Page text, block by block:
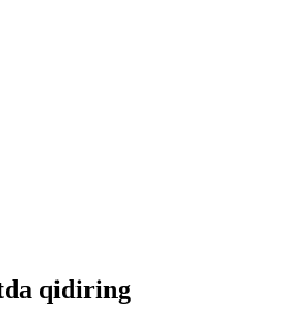
qidiring